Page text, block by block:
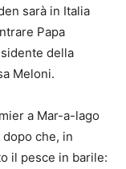
sarà in Italia
Papa
della
Meloni.
a Mar-a-lago
dopo che, in
il pesce in barile: